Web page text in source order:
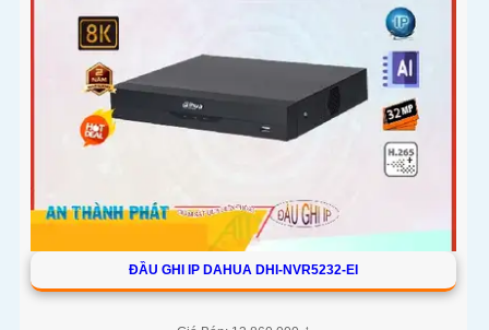
ĐẦU GHI IP DAHUA DHI-NVR5232-EI